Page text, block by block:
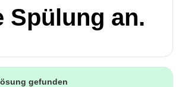
Spülung an.
gefunden